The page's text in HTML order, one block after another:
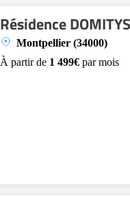
Résidence
Montpellier (34000)
À partir de 1 499€ par mois